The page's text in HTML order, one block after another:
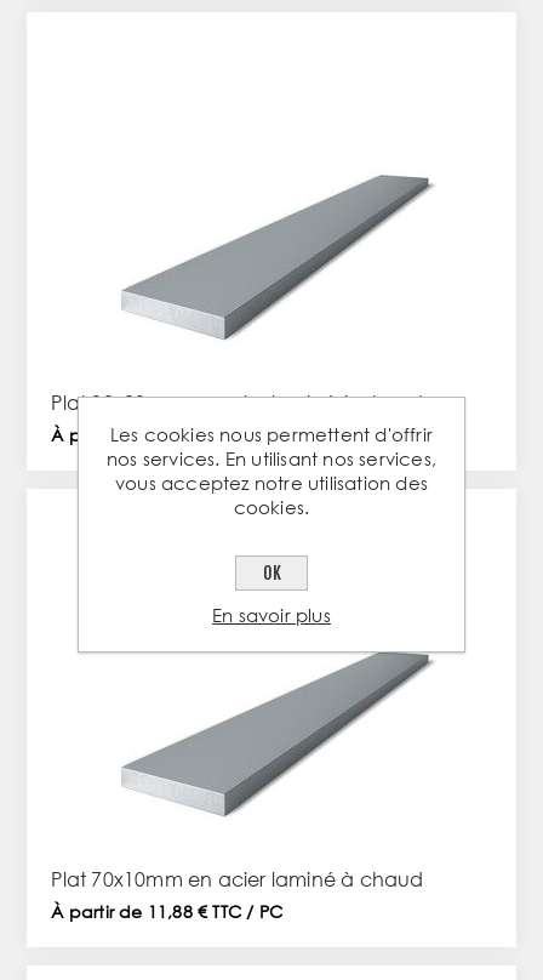
Plat 30x20mm en acier laminé à chaud
À partir de 10,27 € TTC / PC
Plat 70x10mm en acier laminé à chaud
À partir de 11,88 € TTC / PC
Les cookies nous permettent d'offrir
nos services. En utilisant nos services,
vous acceptez notre utilisation des
cookies.
OK
En savoir plus